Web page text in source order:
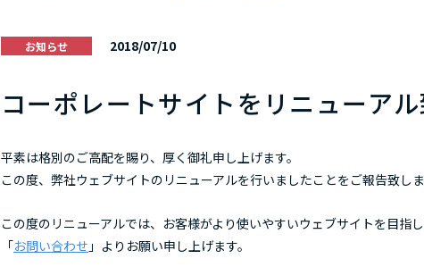
お知らせ 2018/07/10
コーポレートサイトをリニューアル
平素は格別のご高配を賜り、厚く御礼申し上げます。
この度、弊社ウェブサイトのリニューアルを行いましたことをご報告致しま
この度のリニューアルでは、お客様がより使いやすいウェブサイトを目指
「お問い合わせ 」よりお願い申し上げます。